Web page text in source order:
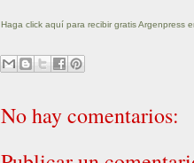
Haga click aquí para recibir gratis Argenpress
No hay comentarios: